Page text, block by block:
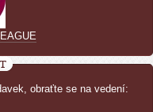
obraťte se na vedení: